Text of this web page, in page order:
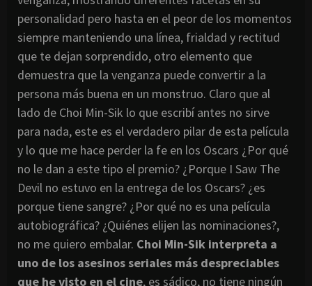
personalidad pero hasta en el peor de los momentos
siempre manteniendo una línea, frialdad y rectitud
que te dejan sorprendido, otro elemento que
demuestra que la venganza puede convertir a la
persona más buena en un monstruo. Claro que al
lado de Choi Min-Sik lo que escribí antes no sirve
para nada, este es el verdadero pilar de esta película
y lo que me hace perder la fe en los Oscars ¿Por qué
no le dan a este tipo el premio? ¿Porque I Saw The
Devil no estuvo en la entrega de los Oscars? ¿es
porque tiene sangre? ¿Por qué no es una película
autobiográfica? ¿Quiénes elijen las nominaciones?,
no me quiero embalar. Choi Min-Sik interpreta a
uno de los asesinos seriales más despreciables
que he visto en el cine, es sádico, no tiene ningún